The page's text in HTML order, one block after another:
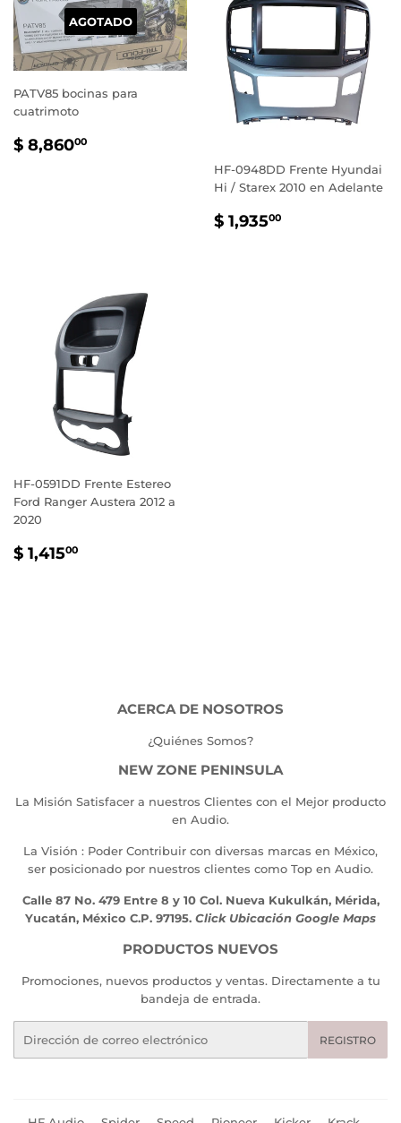
AGOTADO
PATV85 bocinas para
cuatrimoto
PRECIO
$ 8,86000
HF-0948DD Frente Hyundai
Hi / Starex 2010 en Adelante
PRECIO
$ 1,93500
HF-0591DD Frente Estereo
Ford Ranger Austera 2012 a
2020
PRECIO
$ 1,41500
ACERCA DE NOSOTROS
¿Quiénes Somos?
NEW ZONE PENINSULA
La Misión Satisfacer a nuestros Clientes con el Mejor producto
en Audio.
La Visión : Poder Contribuir con diversas marcas en México,
ser posicionado por nuestros clientes como Top en Audio.
Calle 87 No. 479 Entre 8 y 10 Col. Nueva Kukulkán, Mérida,
Yucatán, México C.P. 97195. Click Ubicación Google Maps
PRODUCTOS NUEVOS
Promociones, nuevos productos y ventas. Directamente a tu
bandeja de entrada.
REGISTRO